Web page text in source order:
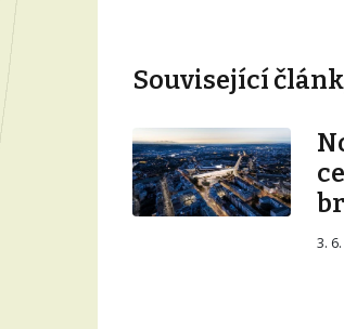
Související
3.